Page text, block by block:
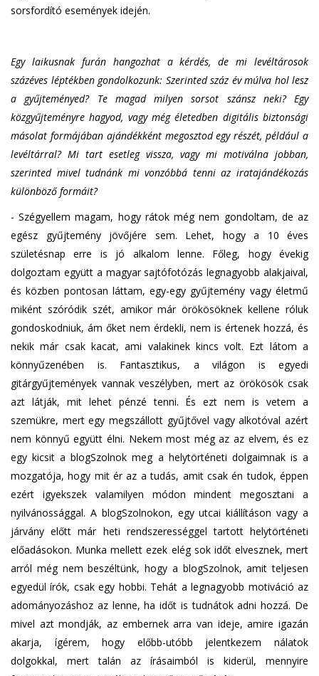
sorsfordító események idején.
Egy laikusnak furán hangozhat a kérdés, de mi levéltárosok
százéves léptékben gondolkozunk: Szerinted száz év múlva hol lesz
a gyűjteményed? Te magad milyen sorsot szánsz neki? Egy
közgyűjteményre hagyod, vagy még életedben digitális biztonsági
másolat formájában ajándékként megosztod egy részét, például a
levéltárral? Mi tart esetleg vissza, vagy mi motiválna jobban,
szerinted mivel tudnánk mi vonzóbbá tenni az iratajándékozás
különböző formáit?
- Szégyellem magam, hogy rátok még nem gondoltam, de az
egész gyűjtemény jövőjére sem. Lehet, hogy a 10 éves
születésnap erre is jó alkalom lenne. Főleg, hogy évekig
dolgoztam együtt a magyar sajtófotózás legnagyobb alakjaival,
és közben pontosan láttam, egy-egy gyűjtemény vagy életmű
miként szóródik szét, amikor már örökösöknek kellene róluk
gondoskodniuk, ám őket nem érdekli, nem is értenek hozzá, és
nekik már csak kacat, ami valakinek kincs volt. Ezt látom a
könnyűzenében is. Fantasztikus, a világon is egyedi
gitárgyűjtemények vannak veszélyben, mert az örökösök csak
azt látják, mit lehet pénzé tenni. És ezt nem is vetem a
szemükre, mert egy megszállott gyűjtővel vagy alkotóval azért
nem könnyű együtt élni. Nekem most még az az elvem, és ez
egy kicsit a blogSzolnok meg a helytörténeti dolgaimnak is a
mozgatója, hogy mit ér az a tudás, amit csak én tudok, éppen
ezért igyekszek valamilyen módon mindent megosztani a
nyilvánossággal. A blogSzolnokon, egy utcai kiállításon vagy a
járvány előtt már heti rendszerességgel tartott helytörténeti
előadásokon. Munka mellett ezek elég sok időt elvesznek, mert
arról még nem beszéltünk, hogy a blogSzolnok, amit teljesen
egyedül írók, csak egy hobbi. Tehát a legnagyobb motiváció az
adományozáshoz az lenne, ha időt is tudnátok adni hozzá. De
mivel azt mondják, az embernek arra van ideje, amire igazán
akarja, ígérem, hogy előbb-utóbb jelentkezem nálatok
dolgokkal, mert talán az írásaimból is kiderül, mennyire